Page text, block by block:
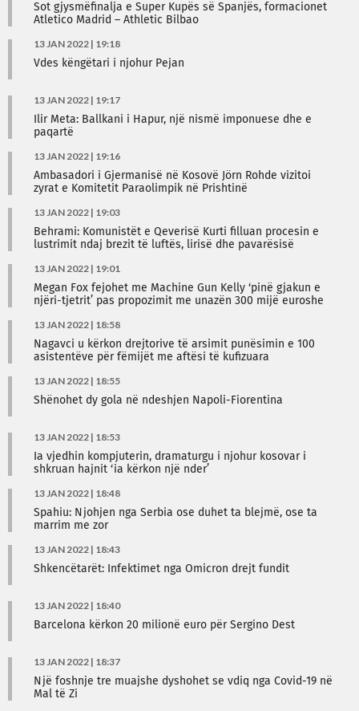
Sot gjysmëfinalja e Super Kupës së Spanjës, formacionet
Atletico Madrid – Athletic Bilbao
13 JAN 2022 | 19:18
Vdes këngëtari i njohur Pejan
13 JAN 2022 | 19:17
Ilir Meta: Ballkani i Hapur, një nismë imponuese dhe e
paqartë
13 JAN 2022 | 19:16
Ambasadori i Gjermanisë në Kosovë Jörn Rohde vizitoi
zyrat e Komitetit Paraolimpik në Prishtinë
13 JAN 2022 | 19:03
Behrami: Komunistët e Qeverisë Kurti filluan procesin e
lustrimit ndaj brezit të luftës, lirisë dhe pavarësisë
13 JAN 2022 | 19:01
Megan Fox fejohet me Machine Gun Kelly ‘pinë gjakun e
njëri-tjetrit’ pas propozimit me unazën 300 mijë euroshe
13 JAN 2022 | 18:58
​Nagavci u kërkon drejtorive të arsimit punësimin e 100
asistentëve për fëmijët me aftësi të kufizuara
13 JAN 2022 | 18:55
Shënohet dy gola në ndeshjen Napoli-Fiorentina
13 JAN 2022 | 18:53
Ia vjedhin kompjuterin, dramaturgu i njohur kosovar i
shkruan hajnit ‘ia kërkon një nder’
13 JAN 2022 | 18:48
Spahiu: Njohjen nga Serbia ose duhet ta blejmë, ose ta
marrim me zor
13 JAN 2022 | 18:43
Shkencëtarët: Infektimet nga Omicron drejt fundit
13 JAN 2022 | 18:40
Barcelona kërkon 20 milionë euro për Sergino Dest
13 JAN 2022 | 18:37
Një foshnje tre muajshe dyshohet se vdiq nga Covid-19 në
Mal të Zi